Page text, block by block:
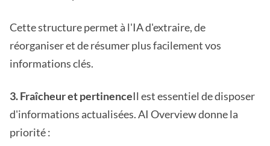
Cette structure permet à l'IA d'extraire, de
réorganiser et de résumer plus facilement vos
informations clés.
3. Fraîcheur et pertinenceIl est essentiel de disposer
d'informations actualisées. AI Overview donne la
priorité :